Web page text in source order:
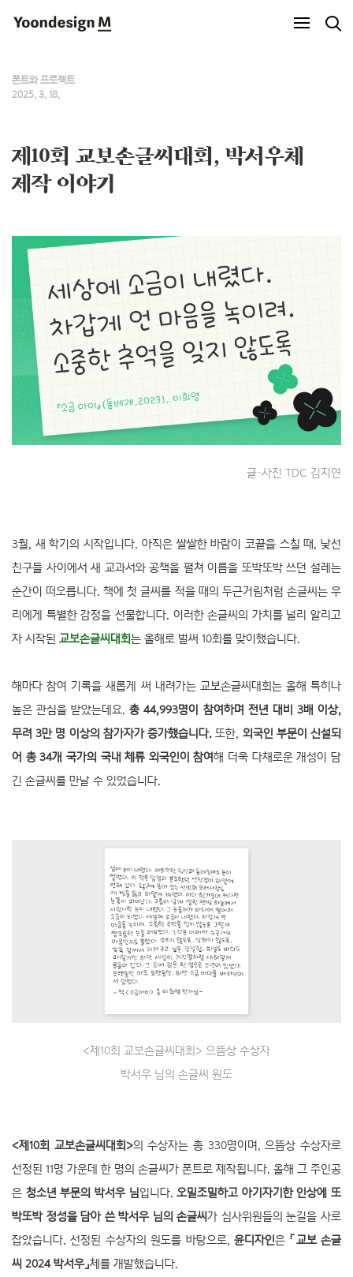
Yoondesign M
폰트와 프로젝트
2025. 3. 18.
제10회 교보손글씨대회, 박서우체
제작 이야기
글·사진 TDC 김지연
3월, 새 학기의 시작입니다. 아직은 쌀쌀한 바람이 코끝을 스칠 때, 낯선
친구들 사이에서 새 교과서와 공책을 펼쳐 이름을 또박또박 쓰던 설레는
순간이 떠오릅니다. 책에 첫 글씨를 적을 때의 두근거림처럼 손글씨는 우
리에게 특별한 감정을 선물합니다. 이러한 손글씨의 가치를 널리 알리고
자 시작된 교보손글씨대회는 올해로 벌써 10회를 맞이했습니다.
해마다 참여 기록을 새롭게 써 내려가는 교보손글씨대회는 올해 특히나
높은 관심을 받았는데요.총 44,993명이 참여하며 전년 대비 3배 이상,
무려 3만 명 이상의 참가자가 증가했습니다. 또한, 외국인 부문이 신설되
어 총 34개 국가의 국내 체류 외국인이 참여해 더욱 다채로운 개성이 담
긴 손글씨를 만날 수 있었습니다.
<제10회 교보손글씨대회> 으뜸상 수상자
박서우 님의 손글씨 원도
<제10회 교보손글씨대회>의 수상자는 총 330명이며, 으뜸상 수상자로
선정된 11명 가운데 한 명의 손글씨가 폰트로 제작됩니다. 올해 그 주인공
은 청소년 부문의 박서우 님입니다.오밀조밀하고 아기자기한 인상에 또
박또박 정성을 담아 쓴 박서우 님의 손글씨가 심사위원들의 눈길을 사로
잡았습니다. 선정된 수상자의 원도를 바탕으로, 윤디자인은 「교보 손글
씨 2024 박서우」체를 개발했습니다.